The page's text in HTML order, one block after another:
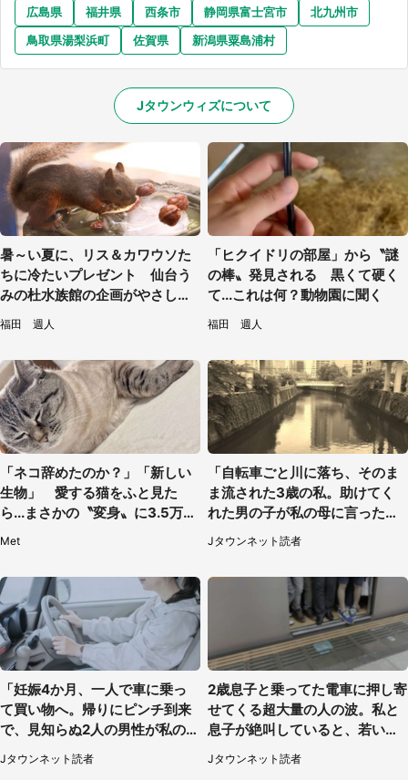
広島県 福井県 西条市 静岡県富士宮市
北九州市
鳥取県湯梨浜町
佐賀県 新潟県粟島浦村
Jタウンウィズについて
暑～い夏に、リス＆カワウソた
ちに冷たいプレゼント 仙台う
みの杜水族館の企画がやさしい
【7／31～8／23】
福田 週人
「ヒクイドリの部屋」から〝謎
の棒〟発見される 黒くて硬く
て...これは何？動物園に聞く
福田 週人
「ネコ辞めたのか？」「新しい
生物」 愛する猫をふと見た
ら...まさかの〝変身〟に3.5万人
Met
「自転車ごと川に落ち、そのま
ま流された3歳の私。助けてく
れた男の子が私の母に言ったの
は...」（千葉県・20代女性）
Jタウンネット読者
「妊娠4か月、一人で車に乗っ
て買い物へ。帰りにピンチ到来
で、見知らぬ2人の男性が私の車
を...」（30代女性）
Jタウンネット読者
2歳息子と乗ってた電車に押し寄
せてくる超大量の人の波。私と
息子が絶叫していると、若いカ
ップルの乗客が...（東京都・60
代女性）
Jタウンネット読者